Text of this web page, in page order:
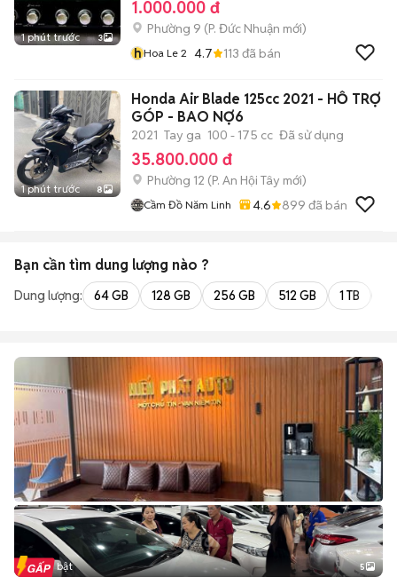
1 phút trước 3
1.000.000 đ
Phường 9 (P. Đức Nhuận mới)
hHoa Le 2 4.7 113 đã bán
1 phút trước 8
Honda Air Blade 125cc 2021 - HỖ TRỢ
GÓP - BAO NỢ6
2021 Tay ga 100 - 175 cc Đã sử dụng
35.800.000 đ
Phường 12 (P. An Hội Tây mới)
Cầm Đồ Năm Linh 4.6 899 đã bán
Bạn cần tìm dung lượng nào ?
Dung lượng: 64 GB 128 GB 256 GB 512 GB 1 TB
Tin nổi bật 5